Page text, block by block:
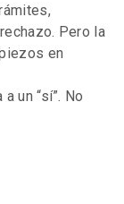
Pero la
en
un “sí”. No